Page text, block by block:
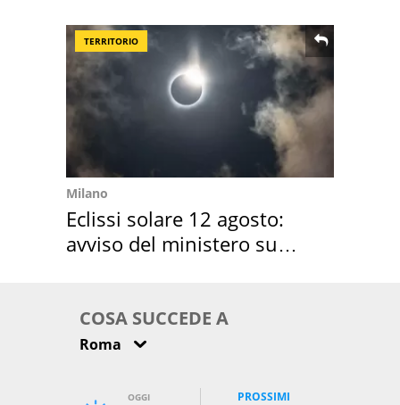
TERRITORIO
Milano
Eclissi solare 12 agosto:
avviso del ministero su